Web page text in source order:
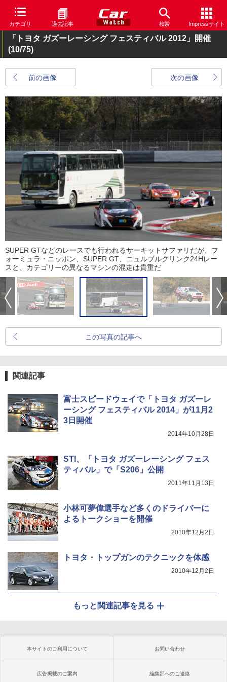
カテゴリ 過去記事 検索 Impressサイト
「トヨタ ガズーレーシング フェスティバル 2012」開催
(10/75)
前の画像 次の画像
SUPER GTなどのレースでも行われるサーキットサファリだが、フ
ォーミュラ・ニッポン、SUPER GT、ニュルブルクリンク24Hレー
スと、カテゴリーの異なるマシンの混走は貴重だ
この写真の記事へ
関連記事
富士スピードウェイで「トヨタ ガズーレ
ーシング フェスティバル 2014」が11月2
3日開催
2014年10月28日
STI、「トヨタ ガズーレーシング フェス
ティバル」で「S206」公開
2011年11月13日
小林可夢偉選手など多くのドライバーに
よるトークショーを開催
2010年12月2日
トヨタ・トップガンのテクニックを体感
2010年12月2日
もっと関連記事を見る
本サイトのご利用について お問い合わせ
広告掲載のご案内 編集部へのご連絡